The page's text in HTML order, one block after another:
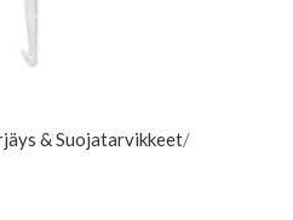
& Suojatarvikkeet